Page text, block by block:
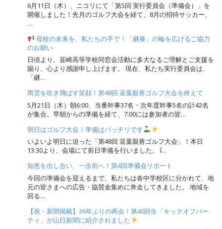
6月11日（木）、ニコリにて「第5回 実行委員会（準備会）」を
開催しました！先月のゴルフ大会を経て、8月の招待サッカー、
…
母校の未来を、私たちの手で！「継奏」の輪を広げるご協力
のお願い
日頃より、韮崎高等学校同窓会活動に多大なるご理解とご支援を
賜り、心より感謝申し上げます。 現在、私たち実行委員会は、
「継…
雨雲を吹き飛ばす笑顔！第48回 韮葉親善ゴルフ大会を終えて
5月21日（木）朝6:00、当番幹事37名・次年度幹事5名の計42名
が集合。早朝からの準備を経て、7:00には参加者の皆…
明日はゴルフ大会！準備はバッチリです
いよいよ明日に迫った「第48回 韮葉親善ゴルフ大会」！本日
13:30より、会場にて前日準備を行いました。 ἴ…
知恵を出し合い、一歩前へ！第4回準備会リポート
今回の準備会を迎えるまで、私たちは各中学校区に分かれて、地
元の皆さまへの広告・協賛金集めに奔走してきました。 地域を
回る…
【祝・新聞掲載】36年ぶりの再会！第40回生「キックオフパー
ティ」が山日新聞に紹介されました